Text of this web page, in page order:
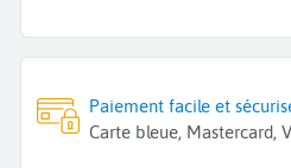
Paiement facile et
Carte bleue, Mastercard,